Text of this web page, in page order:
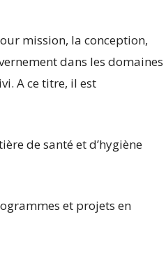
mission, la conception,
dans les domaines
A ce titre, il est
de santé et d’hygiène
et projets en